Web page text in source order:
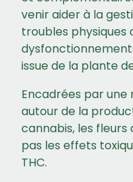
venir aider à la
troubles physiques
issue de la plante
Encadrées par
autour de la
cannabis, les fleurs
pas les effets
THC.